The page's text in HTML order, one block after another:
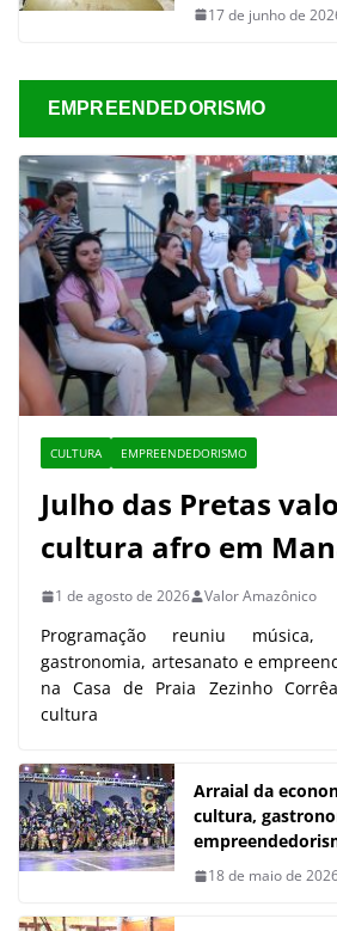
17 de junho de
EMPREENDEDORISMO
CULTURA EMPREENDEDORISMO
Julho das Pretas
cultura afro em
1 de agosto de 2026 Valor Amazônico
Programação reuniu música,
gastronomia, artesanato e
na Casa de Praia Zezinho
cultura
Arraial da
cultura,
18 de maio de